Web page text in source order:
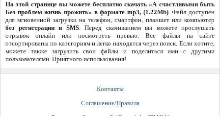
На этой странице вы можете бесплатно скачать «А счастливыми быть
Без проблем жизнь прожить» в формате mp3, (1.22Mb). Файл доступен
для мгновенной загрузки на телефон, смартфон, планшет или компьютер
без регистрации и SMS. Перед скачиванием вы можете прослушать
отрывок онлайн или посмотреть превью. Все файлы на сайте
отсортированы по категориям и легко находятся через поиск. Если хотите,
можете также загрузить свои файлы и поделиться ими с другими
пользователями. Приятного использования!
Контакты
Соглашение/Правила